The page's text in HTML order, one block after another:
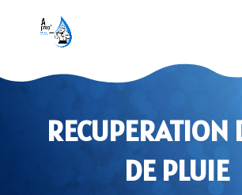
RECUPERATION
DE PLUIE